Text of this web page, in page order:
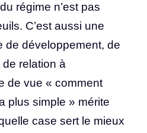
régime n’est pas
C’est aussi une
de développement, de
relation à
de vue « comment
plus simple » mérite
case sert le mieux